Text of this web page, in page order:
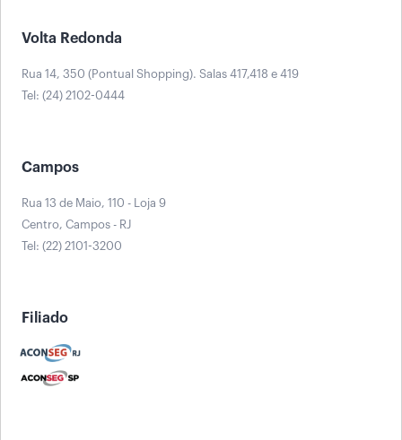
Volta Redonda
Rua 14, 350 (Pontual Shopping). Salas 417,418 e 419
Tel: (24) 2102-0444
Campos
Rua 13 de Maio, 110 - Loja 9
Centro, Campos - RJ
Tel: (22) 2101-3200
Filiado